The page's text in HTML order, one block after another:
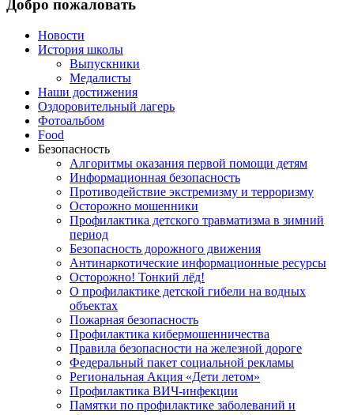
Добро пожаловать
Новости
История школы
Выпускники
Медалисты
Наши достижения
Оздоровительный лагерь
Фотоальбом
Food
Безопасность
Алгоритмы оказания первой помощи детям
Информационная безопасность
Противодействие экстремизму и терроризму
Осторожно мошенники
Профилактика детского травматизма в зимний
период
Безопасность дорожного движения
Антинаркотические информационные ресурсы
Осторожно! Тонкий лёд!
О профилактике детской гибели на водных
объектах
Пожарная безопасность
Профилактика кибермошенничества
Правила безопасности на железной дороге
Федеральный пакет социальной рекламы
Региональная Акция «Дети летом»
Профилактика ВИЧ-инфекции
Памятки по профилактике заболеваний и